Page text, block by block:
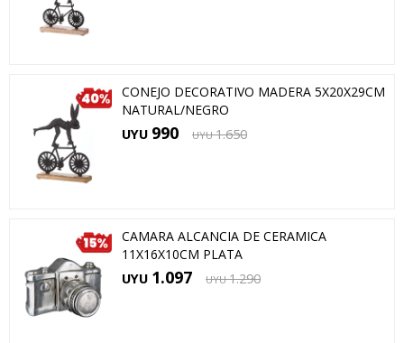
CONEJO DECORATIVO MADERA 5X20X29CM
NATURAL/NEGRO
UYU 990 UYU 1.650
CAMARA ALCANCIA DE CERAMICA
11X16X10CM PLATA
UYU 1.097 UYU 1.290